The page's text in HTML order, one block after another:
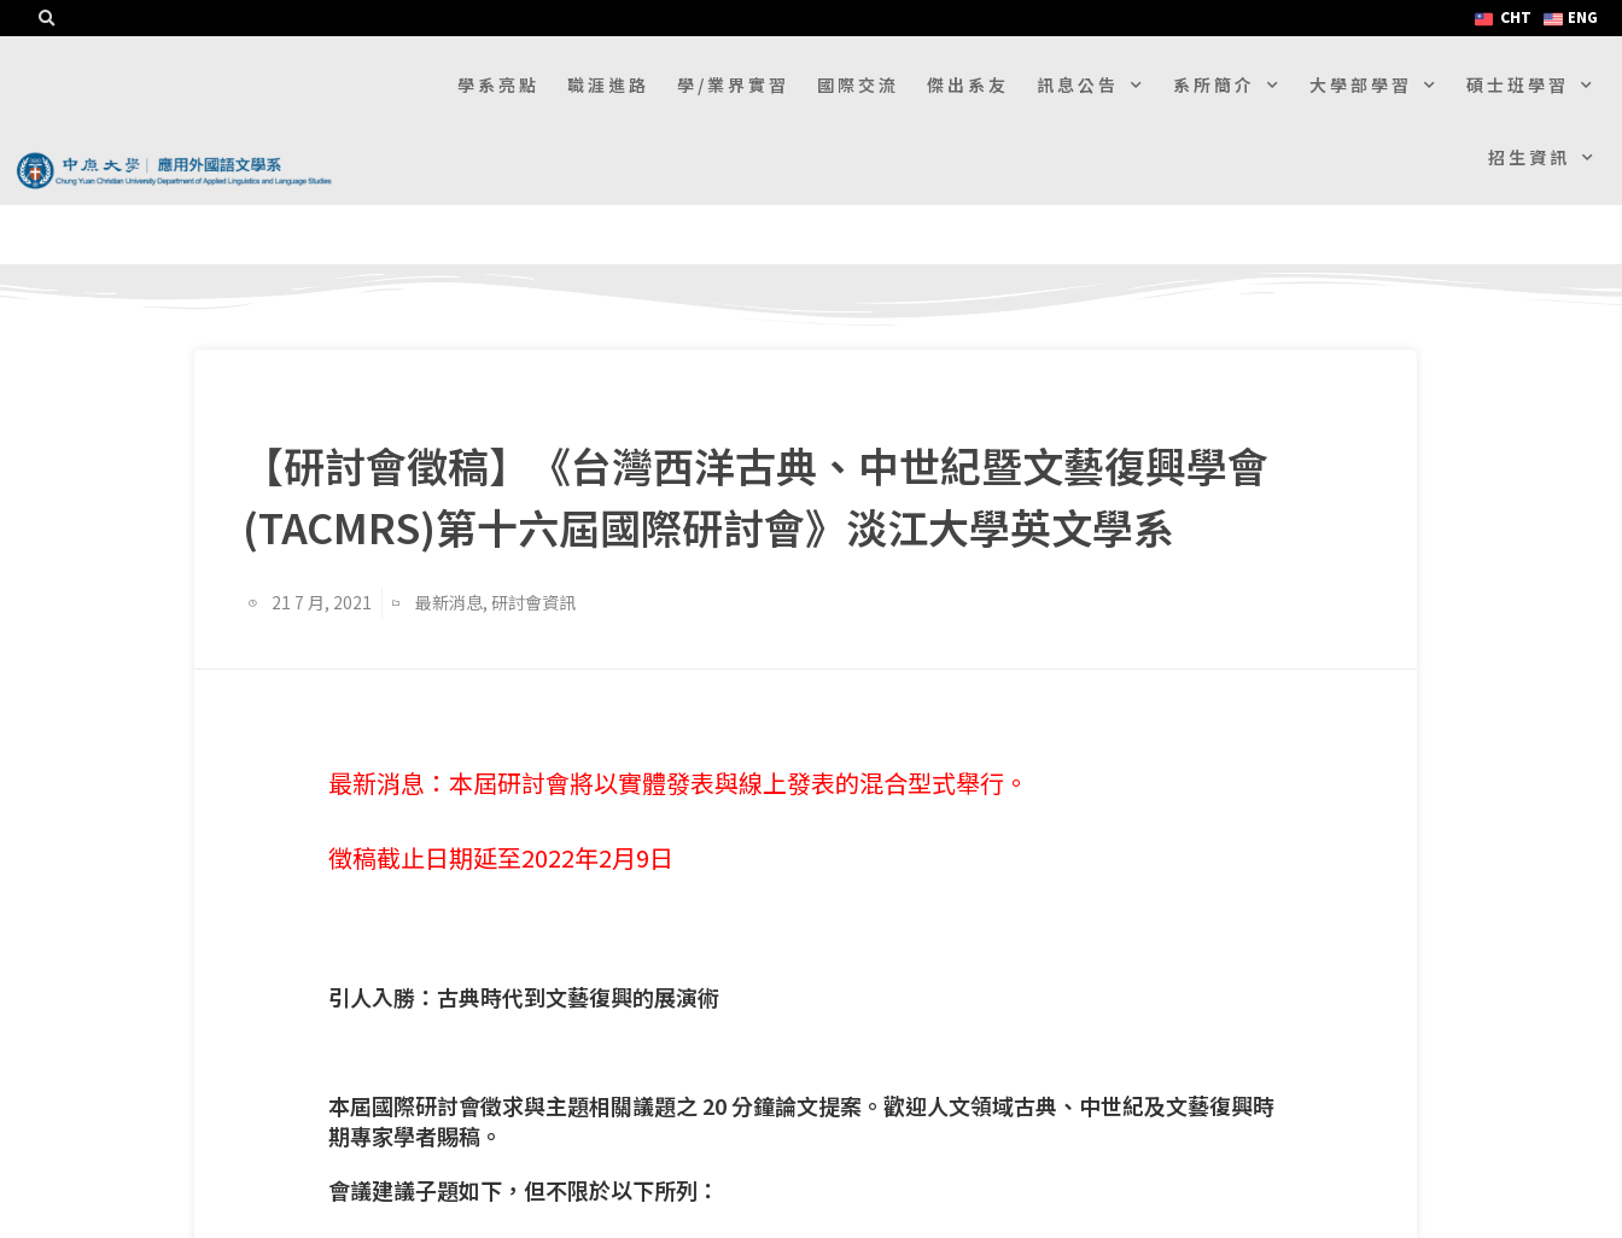
CHT ENG
學系亮點 職涯進路 學/業界實習 國際交流 傑出系友 訊息公告 系所簡介 大學部學習 碩士班學習
招生資訊
【研討會徵稿】《台灣西洋古典、中世紀暨文藝復興學會
(TACMRS)第十六屆國際研討會》淡江大學英文學系
21 7 月, 2021 最新消息, 研討會資訊
最新消息：本屆研討會將以實體發表與線上發表的混合型式舉行。
徵稿截止日期延至2022年2月9日
引人入勝：古典時代到文藝復興的展演術
本屆國際研討會徵求與主題相關議題之 20 分鐘論文提案。歡迎人文領域古典、中世紀及文藝復興時
期專家學者賜稿。
會議建議子題如下，但不限於以下所列：